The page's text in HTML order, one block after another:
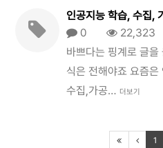
인공지능 학습, 수집,
0
22,323
바쁘다는 핑계로 글
식은 전해야죠 요즘은
수집,가공… 더보기
1